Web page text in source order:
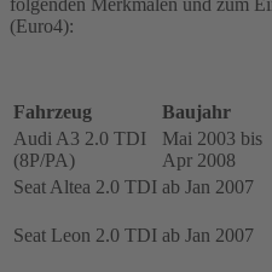
BMP,
BVD,
0005,
03G253010
Menge
folgenden Merkmalen und zum
(Euro4):
Fahrzeug Baujahr
Audi A3 2.0 TDI
(8P/PA)
Mai 2003 bis
Apr 2008
Seat Altea 2.0 TDI ab Jan 2007
Seat Leon 2.0 TDI ab Jan 2007